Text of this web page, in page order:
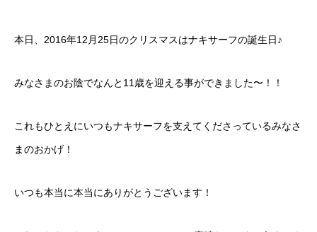
本日、2016年12月25日のクリスマスはナキサーフの誕生日♪
みなさまのお陰でなんと11歳を迎える事ができました〜！！
これもひとえにいつもナキサーフを支えてくださっているみなさ
まのおかげ！
いつも本当に本当にありがとうございます！